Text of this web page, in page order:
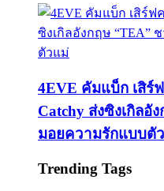
4EVE คัมแบ็ก เสิร์
Catchy ส่งซิงเกิลอั
มอยความรักแบบตั
Trending Tags